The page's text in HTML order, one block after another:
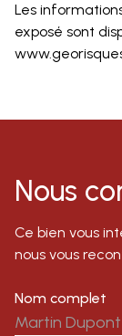
Les
exposé sont
Nous
Ce bien vous
nous vous
Nom complet